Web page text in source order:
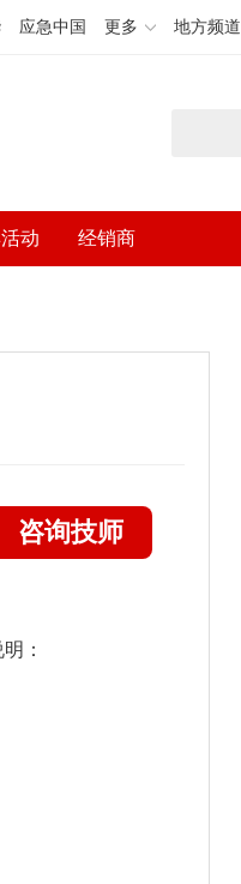
应急中国 更多 地方频道
动 经销商
咨询技师
：